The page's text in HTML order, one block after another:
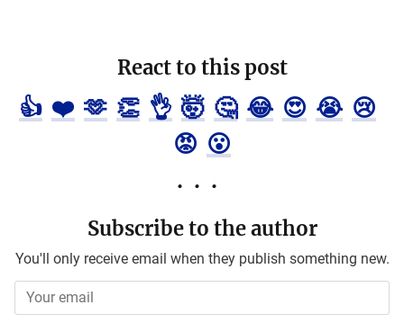
React to this post
👍 ❤️ 🫶 👏 👌 🤯 🤔 😂 😍 😭 😢
😡 😮
Subscribe to the author
You'll only receive email when they publish something new.